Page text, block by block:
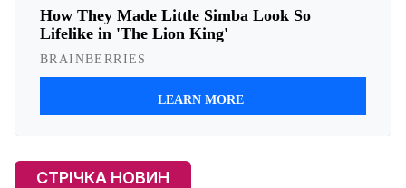
СТРІЧКА НОВИН